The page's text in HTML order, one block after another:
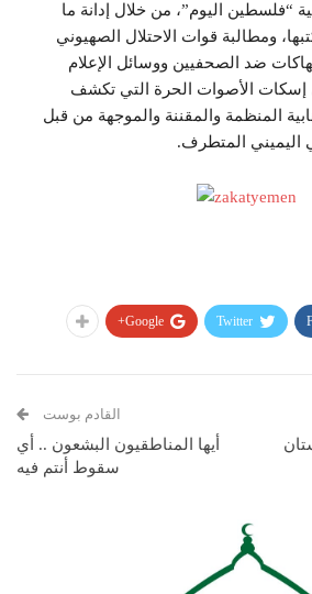
“فلسطين اليوم”، من خلال إدانة ما
ومطالبة قوات الاحتلال الصهيوني
ضد الصحفيين ووسائل الإعلام
إسكات الأصوات الحرة التي تكشف
المنظمة والمقننة والموجهة من قبل
اليميني المتطرف.
Twitter
Google+
القادم بوست
أيها المناطقيون البشعون .. أي
سقوط أنتم فيه